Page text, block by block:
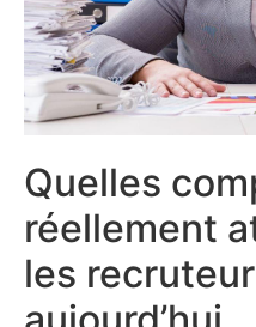
Quelles
réellement
les